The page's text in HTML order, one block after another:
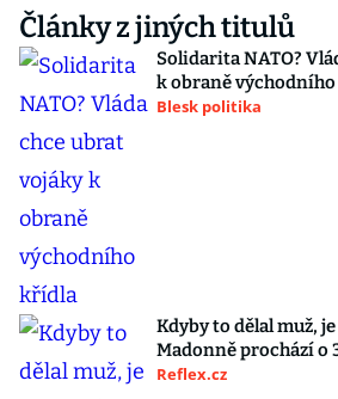
Články z jiných titulů
Solidarita NATO?
k obraně
Blesk politika
Kdyby to dělal muž,
Madonně prochází o
Reflex.cz